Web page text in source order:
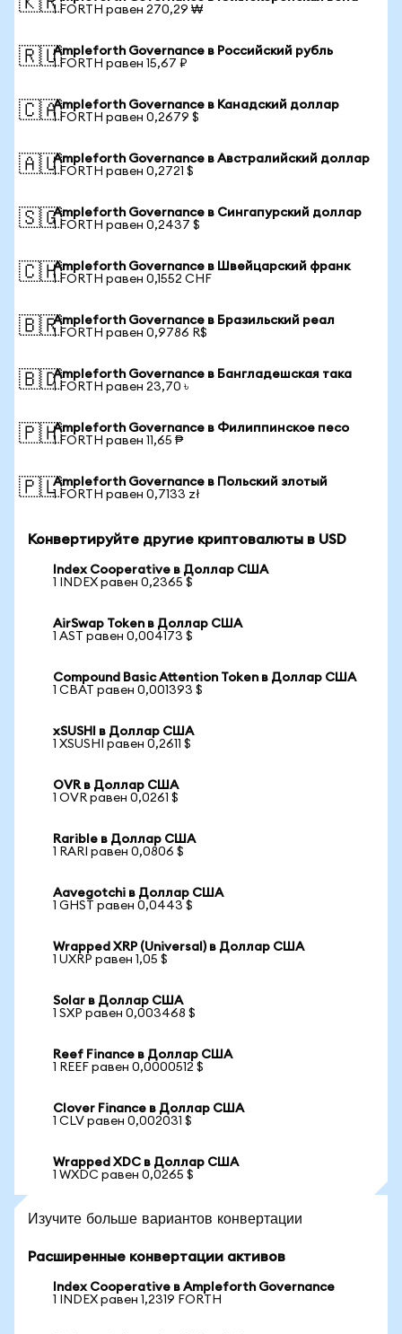
1 FORTH равен 270,29 ₩
🇷🇺Ampleforth Governance в Российский рубль
1 FORTH равен 15,67 ₽
🇨🇦Ampleforth Governance в Канадский доллар
1 FORTH равен 0,2679 $
🇦🇺Ampleforth Governance в Австралийский доллар
1 FORTH равен 0,2721 $
🇸🇬Ampleforth Governance в Сингапурский доллар
1 FORTH равен 0,2437 $
🇨🇭Ampleforth Governance в Швейцарский франк
1 FORTH равен 0,1552 CHF
🇧🇷Ampleforth Governance в Бразильский реал
1 FORTH равен 0,9786 R$
🇧🇩Ampleforth Governance в Бангладешская така
1 FORTH равен 23,70 ৳
🇵🇭Ampleforth Governance в Филиппинское песо
1 FORTH равен 11,65 ₱
🇵🇱Ampleforth Governance в Польский злотый
1 FORTH равен 0,7133 zł
Конвертируйте другие криптовалюты в USD
Index Cooperative в Доллар США
1 INDEX равен 0,2365 $
AirSwap Token в Доллар США
1 AST равен 0,004173 $
Compound Basic Attention Token в Доллар США
1 CBAT равен 0,001393 $
xSUSHI в Доллар США
1 XSUSHI равен 0,2611 $
OVR в Доллар США
1 OVR равен 0,0261 $
Rarible в Доллар США
1 RARI равен 0,0806 $
Aavegotchi в Доллар США
1 GHST равен 0,0443 $
Wrapped XRP (Universal) в Доллар США
1 UXRP равен 1,05 $
Solar в Доллар США
1 SXP равен 0,003468 $
Reef Finance в Доллар США
1 REEF равен 0,0000512 $
Clover Finance в Доллар США
1 CLV равен 0,002031 $
Wrapped XDC в Доллар США
1 WXDC равен 0,0265 $
Изучите больше вариантов конвертации
Расширенные конвертации активов
Index Cooperative в Ampleforth Governance
1 INDEX равен 1,2319 FORTH